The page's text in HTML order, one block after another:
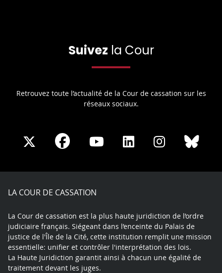
Suivez la Cour
Retrouvez toute l’actualité de la Cour de cassation sur les
réseaux sociaux.
Share
X
Share
Facebook
Share
Youtube
Share
LinkedIn
Share
Instagram
LA COUR DE CASSATION
La Cour de cassation est la plus haute juridiction de l’ordre
judiciaire français. Siégeant dans l’enceinte du Palais de
justice de l'Île de la Cité, cette institution remplit une mission
essentielle: unifier et contrôler l'interprétation des lois.
La Haute Juridiction garantit ainsi à chacun une égalité de
traitement devant les juges.